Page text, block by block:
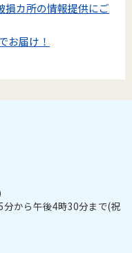
損カ所の情報提供にご
お届け！
から午後4時30分まで(祝